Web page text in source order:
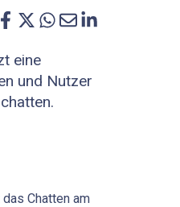
eine
und Nutzer
Chatten am